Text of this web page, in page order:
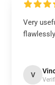
Very
V